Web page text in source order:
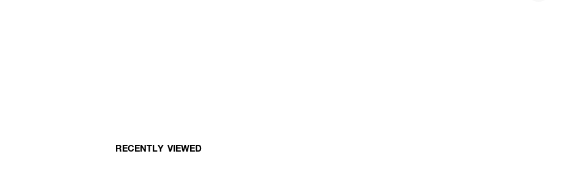
RECENTLY VIEWED